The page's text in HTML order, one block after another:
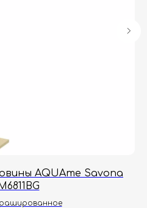
AQUAme Savona